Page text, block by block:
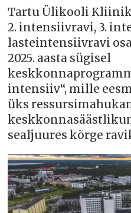
Tartu Ülikooli
2. intensiivravi, 3.
lasteintensiivravi
2025. aasta sügisel
intensiiv“, mille
üks
sealjuures kõrge